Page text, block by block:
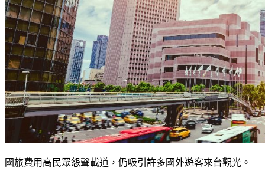
國旅費用高民眾怨聲載道，仍吸引許多國外遊客來台觀光。